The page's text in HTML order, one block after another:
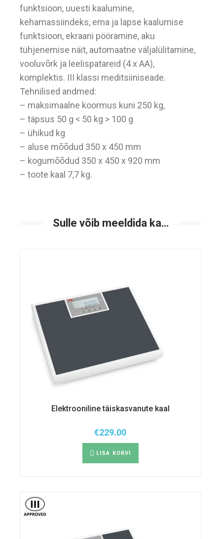
funktsioon, uuesti kaalumine,
kehamassiindeks, ema ja lapse kaalumise
funktsioon, ekraani pööramine, aku
tühjenemise näit, automaatne väljalülitamine,
vooluvõrk ja leelispatareid (4 x AA),
komplektis. III klassi meditsiiniseade.
Tehnilised andmed:
– maksimaalne koormus kuni 250 kg,
– täpsus 50 g < 50 kg > 100 g
– ühikud kg
– aluse mõõdud 350 x 450 mm
– kogumõõdud 350 x 450 x 920 mm
– toote kaal 7,7 kg.
Sulle võib meeldida ka…
Elektrooniline täiskasvanute kaal
€229.00
LISA KORVI